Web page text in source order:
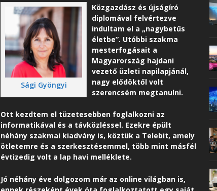
Sági Gyöngyi
Közgazdász és újságíró
diplomával felvértezve
indultam el a „nagybetűs
életbe”. Utóbbi szakma
mesterfogásait a
Magyarország hajdani
vezető üzleti napilapjánál,
nagy elődöktől volt
szerencsém megtanulni.
Ott kezdtem el tüzetesebben foglalkozni az
informatikával és a távközléssel. Ezekre épült
néhány szakmai kiadvány is, köztük a Telebit, amely
ötletemre és a szerkesztésemmel, több mint másfél
évtizedig volt a lap havi melléklete.
Jó néhány éve dolgozom már az online világban is,